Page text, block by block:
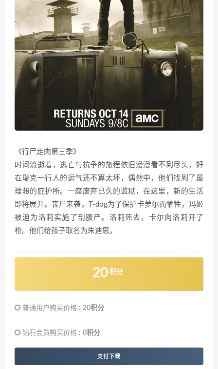
《行尸走肉第三季》
时间流逝着，逃亡与抗争的旅程依旧漫漫看不到尽头，好
在瑞克一行人的运气还不算太坏，偶然中，他们找到了最
理想的庇护所。一座废弃已久的监狱，在这里，新的生活
即将展开。丧尸来袭，T-dog为了保护卡萝尔而牺牲，玛姬
被迫为洛莉实施了剖腹产。洛莉死去，卡尔向洛莉开了
枪。他们给孩子取名为朱迪思。
20 积分
普通用户购买价格 : 20积分
钻石会员购买价格 : 0积分
支付下载